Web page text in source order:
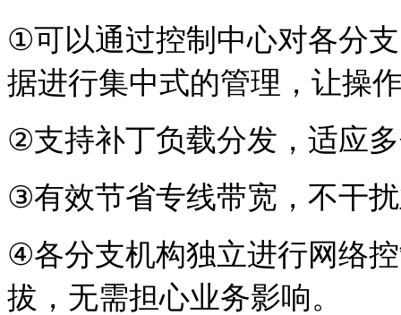
①可以通过控制中心对各分
据进行集中式的管理，让操
②支持补丁负载分发，适应
③有效节省专线带宽，不干
④各分支机构独立进行网络
拔，无需担心业务影响。